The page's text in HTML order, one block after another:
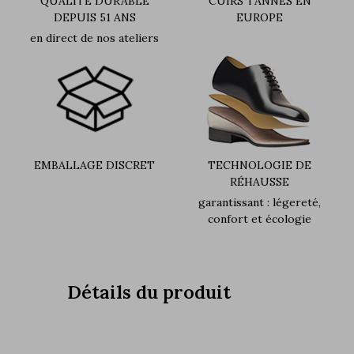
DEPUIS 51 ANS
en direct de nos ateliers
EUROPE
EMBALLAGE DISCRET
TECHNOLOGIE DE
RÉHAUSSE
garantissant : légereté,
confort et écologie
Détails du produit